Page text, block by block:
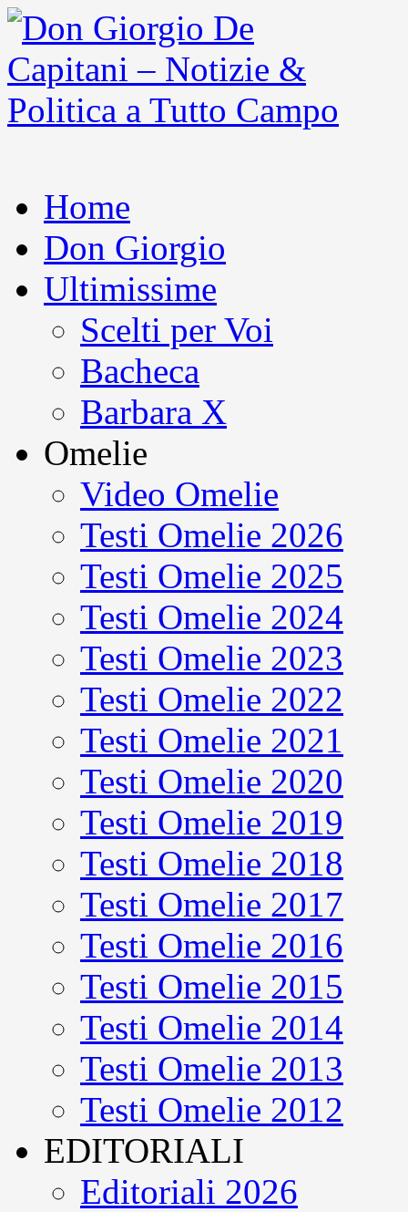
Home
Don Giorgio
Ultimissime
Scelti per Voi
Bacheca
Barbara X
Omelie
Video Omelie
Testi Omelie 2026
Testi Omelie 2025
Testi Omelie 2024
Testi Omelie 2023
Testi Omelie 2022
Testi Omelie 2021
Testi Omelie 2020
Testi Omelie 2019
Testi Omelie 2018
Testi Omelie 2017
Testi Omelie 2016
Testi Omelie 2015
Testi Omelie 2014
Testi Omelie 2013
Testi Omelie 2012
EDITORIALI
Editoriali 2026